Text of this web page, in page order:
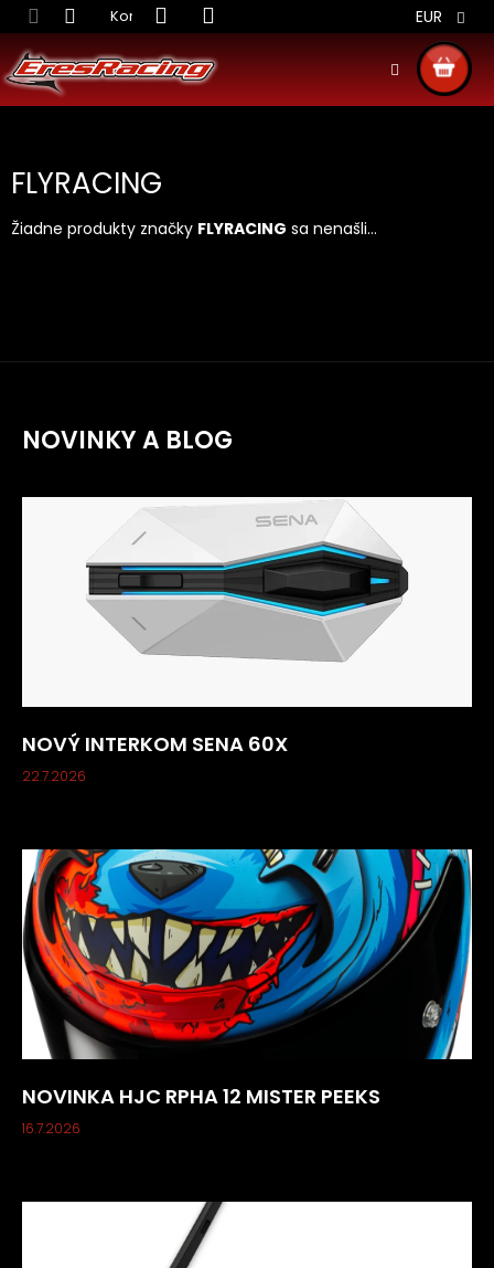
Prejsť
na
obsah
Kontakt Obchodné podmienky Doprava
EUR
KOŠÍK
FLYRACING
Žiadne produkty značky FLYRACING sa nenašli...
NOVINKY A BLOG
NOVÝ INTERKOM SENA 60X
22.7.2026
NOVINKA HJC RPHA 12 MISTER PEEKS
16.7.2026